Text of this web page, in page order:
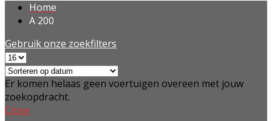
Home
A 200
Gebruik onze zoekfilters
Er komen helaas geen voertuigen overeen met jouw
zoekopdracht.
Close